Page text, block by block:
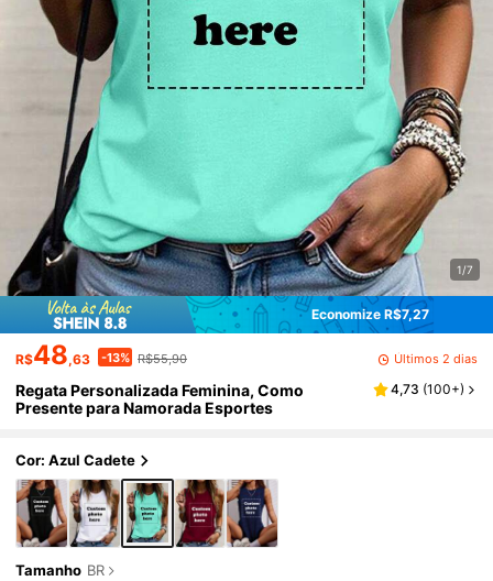
1/7
Economize R$7,27
R$48,63 -13% R$55,90 Últimos 2 dias
Regata Personalizada Feminina, Como
Presente para Namorada Esportes
4,73 (100+)
Cor: Azul Cadete
Tamanho BR